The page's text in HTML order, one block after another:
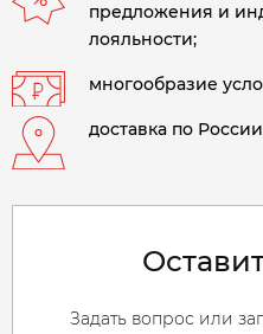
предложения и
лояльности;
многообразие
доставка по
Задать вопрос или